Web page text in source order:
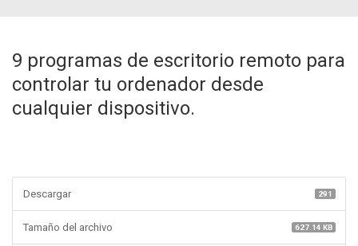
9 programas de escritorio remoto para
controlar tu ordenador desde
cualquier dispositivo.
Descargar 291
Tamaño del archivo 627.14 KB